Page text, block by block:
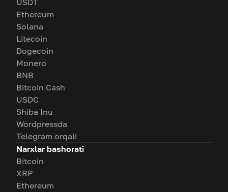
USDT
Ethereum
Solana
Litecoin
Dogecoin
Monero
BNB
Bitcoin Cash
USDC
Shiba Inu
Wordpressda
Telegram orqali
Narxlar bashorati
Bitcoin
XRP
Ethereum